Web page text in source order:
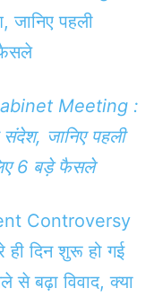
जानिए पहली
Meeting :
संदेश, जानिए पहली
6 बड़े फैसले
Controversy
दिन शुरू हो गई
बढ़ा विवाद, क्या